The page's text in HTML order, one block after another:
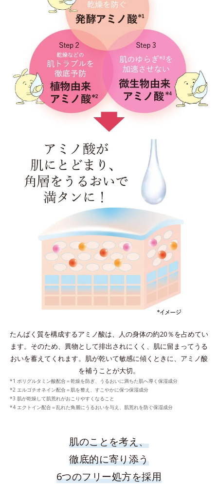
たんぱく質を構成するアミノ酸は、人の身体の約20％を占めてい
ます。 そのため、異物として排出されにくく、肌に留まってうる
おいを蓄えてくれます。 肌が乾いて敏感に傾くときに、アミノ酸
を補うことが大切。
*1 ポリグルタミン酸配合＝乾燥を防ぎ、うるおいに満ちた肌へ導く保湿成分
*2 エルゴチオネイン配合＝肌を整え、すこやかに保つ保湿成分
*3 肌が乾燥して肌荒れがおこりやすくなること
*4 エクトイン配合＝乱れた角層にうるおいを与え、肌荒れを防ぐ保湿成分
肌のことを考え、
徹底的に寄り添う
6つのフリー処方を採用